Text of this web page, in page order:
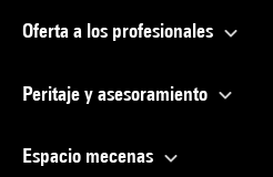
Oferta a los profesionales
Peritaje y asesoramiento
Espacio mecenas